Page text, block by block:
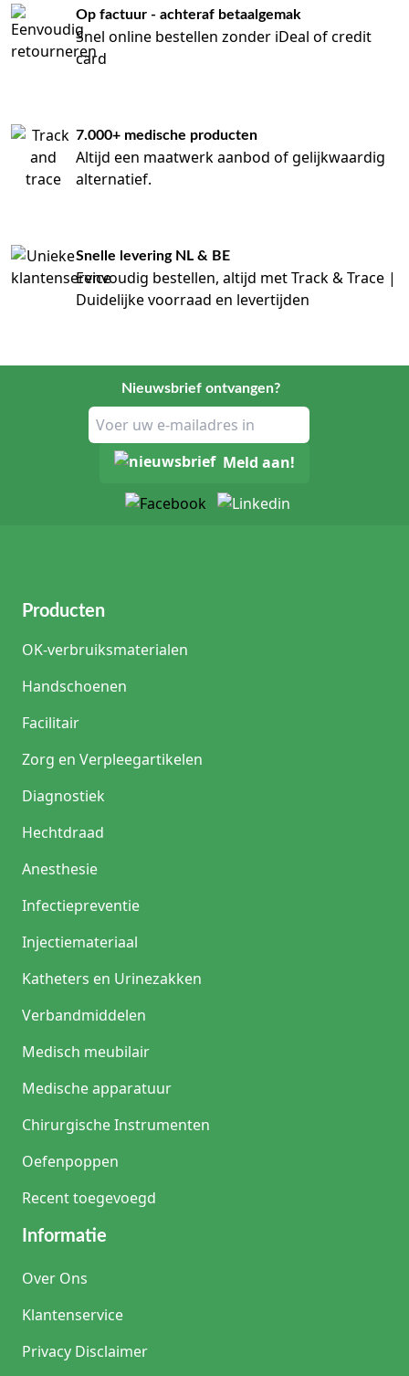
Op factuur - achteraf betaalgemak
Snel online bestellen zonder iDeal of credit
card
7.000+ medische producten
Altijd een maatwerk aanbod of gelijkwaardig
alternatief.
Snelle levering NL & BE
Eenvoudig bestellen, altijd met Track & Trace |
Duidelijke voorraad en levertijden
Nieuwsbrief ontvangen?
Meld aan!
Producten
OK-verbruiksmaterialen
Handschoenen
Facilitair
Zorg en Verpleegartikelen
Diagnostiek
Hechtdraad
Anesthesie
Infectiepreventie
Injectiemateriaal
Katheters en Urinezakken
Verbandmiddelen
Medisch meubilair
Medische apparatuur
Chirurgische Instrumenten
Oefenpoppen
Recent toegevoegd
Informatie
Over Ons
Klantenservice
Privacy Disclaimer